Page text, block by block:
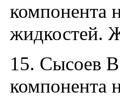
компонента
жидкостей.
15. Сысоев
компонента